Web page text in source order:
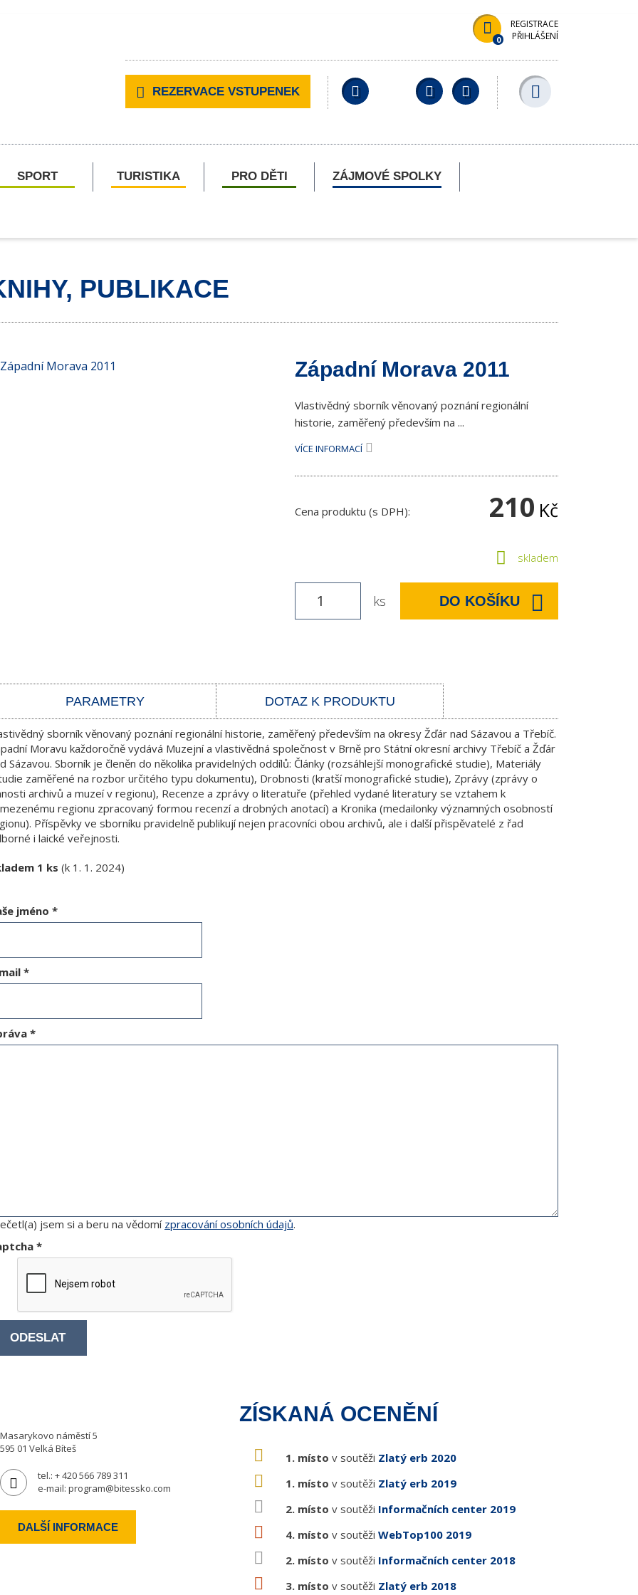
0
REGISTRACE
PŘIHLÁŠENÍ
REZERVACE VSTUPENEK Facebook YouTubeWikipedia
SPORT TURISTIKA PRO DĚTI ZÁJMOVÉ SPOLKY
PUBLIKACE
Západní Morava 2011
Vlastivědný sborník věnovaný poznání regionální
historie, zaměřený především na ...
VÍCE INFORMACÍ
Cena produktu (s DPH): 210 Kč
skladem
ks DO KOŠÍKU
PARAMETRY DOTAZ K PRODUKTU
sborník věnovaný poznání regionální historie, zaměřený především na okresy Žďár nad Sázavou a Třebíč.
Moravu každoročně vydává Muzejní a vlastivědná společnost v Brně pro Státní okresní archivy Třebíč a Žďár
Sázavou. Sborník je členěn do několika pravidelných oddílů: Články (rozsáhlejší monografické studie), Materiály
zaměřené na rozbor určitého typu dokumentu), Drobnosti (kratší monografické studie), Zprávy (zprávy o
archivů a muzeí v regionu), Recenze a zprávy o literatuře (přehled vydané literatury se vztahem k
regionu zpracovaný formou recenzí a drobných anotací) a Kronika (medailonky významných osobností
Příspěvky ve sborníku pravidelně publikují nejen pracovníci obou archivů, ale i další přispěvatelé z řad
i laické veřejnosti.
1 ks (k 1. 1. 2024)
jméno *
*
*
jsem si a beru na vědomí zpracování osobních údajů.
*
ODESLAT
Masarykovo náměstí 5
595 01 Velká Bíteš
tel.: + 420 566 789 311
e-mail: program@bitessko.com
DALŠÍ INFORMACE
ZÍSKANÁ OCENĚNÍ
1. místo v soutěži Zlatý erb 2020
1. místo v soutěži Zlatý erb 2019
2. místo v soutěži Informačních center 2019
4. místo v soutěži WebTop100 2019
2. místo v soutěži Informačních center 2018
3. místo v soutěži Zlatý erb 2018